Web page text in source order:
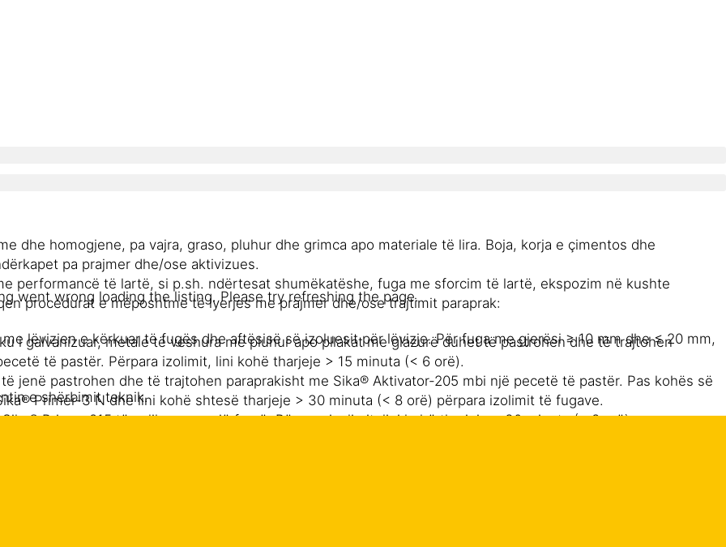
lëvizjen e kërkuar të fugës dhe aftësisë së izoluesit për lëvizje. Për fuga me gjerësi ≥ 10 mm dhe ≤ 20 mm,
e shërbimit teknik.
dhe homogjene, pa vajra, graso, pluhur dhe grimca apo materiale të lira. Boja, korja e çimentos dhe
pa prajmer dhe/ose aktivizues.
performancë të lartë, si p.sh. ndërtesat shumëkatëshe, fuga me sforcim të lartë, ekspozim në kushte
procedurat e mëposhtme të lyerjes me prajmer dhe/ose trajtimit paraprak:
i galvanizuar, metale të veshura me pluhur apo pllakat me glazurë duhet të pastrohen dhe të trajtohen
të pastër. Përpara izolimit, lini kohë tharjeje > 15 minuta (< 6 orë).
jenë pastrohen dhe të trajtohen paraprakisht me Sika® Aktivator-205 mbi një pecetë të pastër. Pas kohës së
Primer-3 N dhe lini kohë shtesë tharjeje > 30 minuta (< 8 orë) përpara izolimit të fugave.
Primer-215 të aplikuar me një furçë. Përpara izolimit, lini kohë tharjeje > 30 minuta (< 8 orë).
pastrimin e duhur të nënshtresës dhe as nuk përmirësojnë ndjeshëm rezistencën e sipërfaqes.
went wrong loading the listing. Please try refreshing the page.